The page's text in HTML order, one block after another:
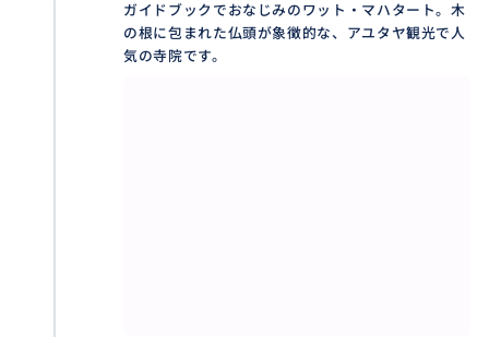
ガイドブックでおなじみのワット・マハタート。木
の根に包まれた仏頭が象徴的な、アユタヤ観光で人
気の寺院です。